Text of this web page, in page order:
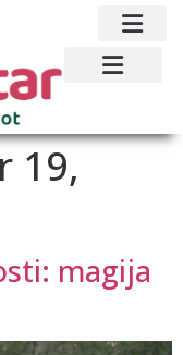
19,
magija